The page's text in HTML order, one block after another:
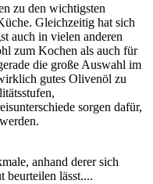
zu den wichtigsten
Gleichzeitig hat sich
auch in vielen anderen
zum Kochen als auch für
die große Auswahl im
gutes Olivenöl zu
sorgen dafür,
anhand derer sich
beurteilen lässt....